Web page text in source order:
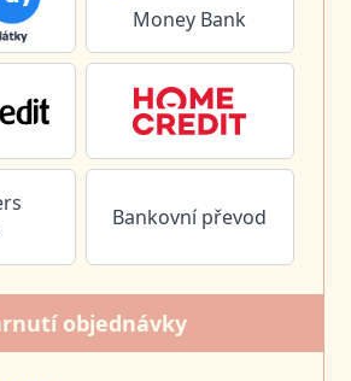
Bankovní převod
objednávky